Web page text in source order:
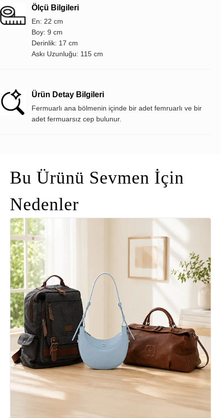
Ölçü Bilgileri
En: 22 cm
Boy: 9 cm
Derinlik: 17 cm
Askı Uzunluğu: 115 cm
Ürün Detay Bilgileri
Fermuarlı ana bölmenin içinde bir adet femruarlı ve bir
adet fermuarsız cep bulunur.
Bu Ürünü Sevmen İçin
Nedenler